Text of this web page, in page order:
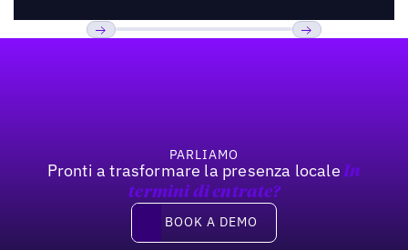
PARLIAMO
Pronti a trasformare la presenza locale In
termini di entrate?
Book a demo
BOOK A DEMO